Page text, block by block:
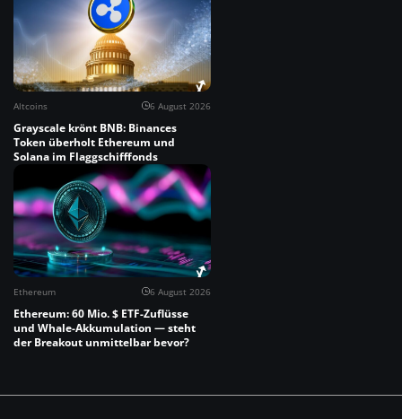
Altcoins 6 August 2026
Grayscale krönt BNB: Binances
Token überholt Ethereum und
Solana im Flaggschifffonds
Ethereum 6 August 2026
Ethereum: 60 Mio. $ ETF-Zuflüsse
und Whale-Akkumulation — steht
der Breakout unmittelbar bevor?